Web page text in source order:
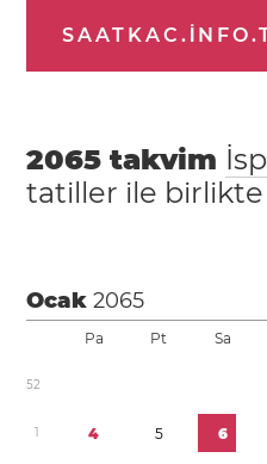
2065 takvim
tatiller ile birlikte
Ocak2065
Pa Pt Sa
52
1 4 5 6